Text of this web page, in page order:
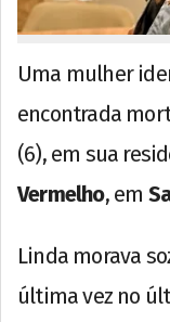
Uma mulher
encontrada
(6), em sua
Vermelho, em
Linda morava
última vez no